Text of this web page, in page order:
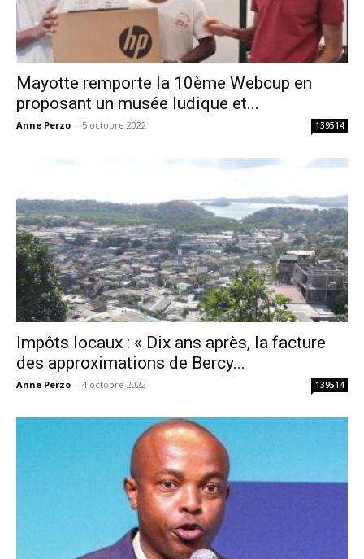
Mayotte remporte la 10ème Webcup en
proposant un musée ludique et...
Anne Perzo - 5 octobre 2022 139514
Impôts locaux : « Dix ans après, la facture
des approximations de Bercy...
Anne Perzo - 4 octobre 2022 139514